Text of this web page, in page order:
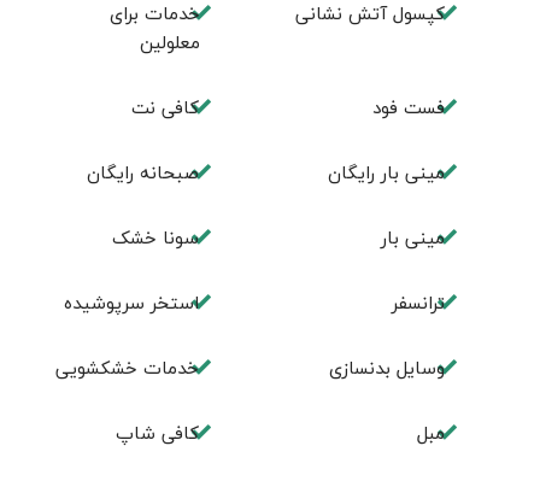
کپسول آتش نشانی
خدمات برای
معلولین
فست فود کافی نت
مینی بار رایگان صبحانه رایگان
مینی بار سونا خشک
ترانسفر استخر سرپوشیده
وسایل بدنسازی خدمات خشکشویی
مبل كافی شاپ